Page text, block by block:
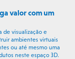
valor com um
de visualização e
ambientes virtuais
ou até mesmo uma
neste espaço 3D.